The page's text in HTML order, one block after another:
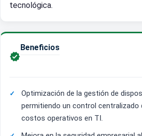
tecnológica.

Beneficios
Optimización de la gestión de
permitiendo un control centralizado
costos operativos en TI.